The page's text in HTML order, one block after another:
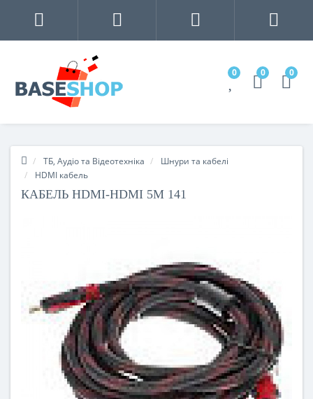
0 0 0
ТБ, Аудіо та Відеотехніка
Шнури та кабелі
HDMI кабель
КАБЕЛЬ HDMI-HDMI 5M 141